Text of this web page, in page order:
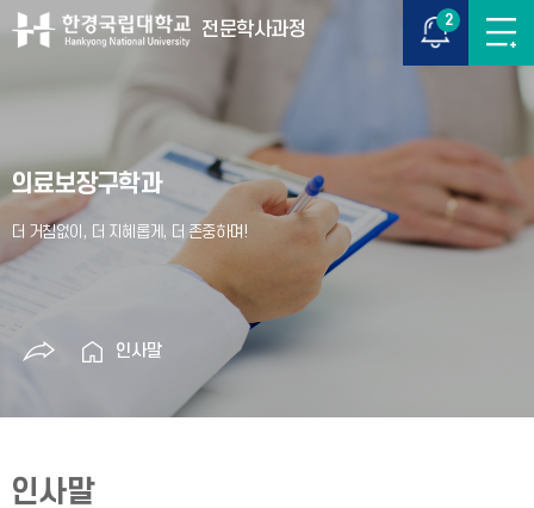
전문학사과정 2
의료보장구학과
인사말
인사말